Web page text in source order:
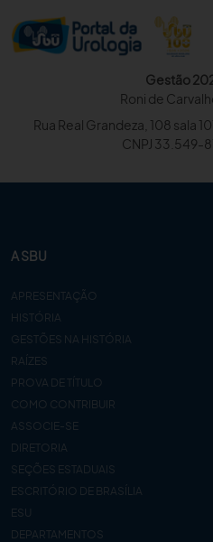
Gestão
Roni de
Rua Real Grandeza, 108 sala
CNPJ 33.549-
A SBU
APRESENTAÇÃO
HISTÓRIA
GESTÕES NA HISTÓRIA
RAÍZES
PROVA DE TÍTULO
COMO CONTRIBUIR
ASSOCIE-SE
DIRETORIA
SEÇÕES ESTADUAIS
ESCRITÓRIO DE BRASÍLIA
ESU
DEPARTAMENTOS